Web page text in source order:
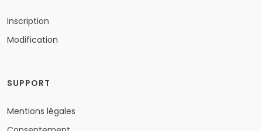
Inscription
Modification
SUPPORT
Mentions légales